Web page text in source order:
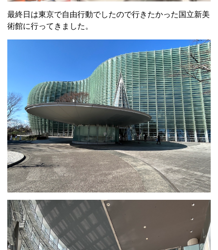
最終日は東京で自由行動でしたので行きたかった国立新美
術館に行ってきました。